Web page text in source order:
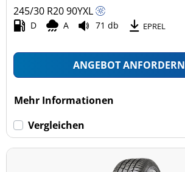
245/30 R2090YXL
D A 71 db EPREL
ANGEBOT ANFORDERN
Mehr Informationen
Vergleichen